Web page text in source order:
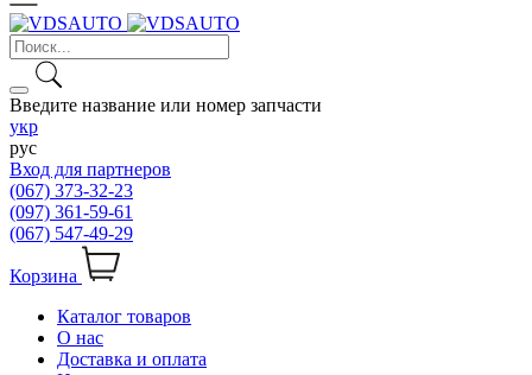
Введите название или номер запчасти
укр
рус
Вход для партнеров
(067) 373-32-23
(097) 361-59-61
(067) 547-49-29
Корзина
Каталог товаров
О нас
Доставка и оплата